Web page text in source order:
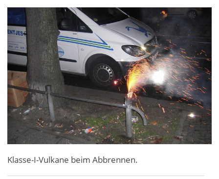
Klasse-I-Vulkane beim Abbrennen.